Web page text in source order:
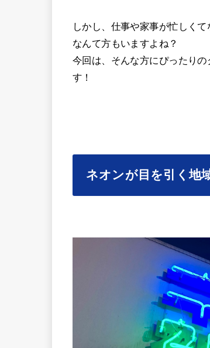
しかし、仕事や家事が忙しく
なんて方もいますよね？
今回は、そんな方にぴったり
す！
ネオンが目を引く地